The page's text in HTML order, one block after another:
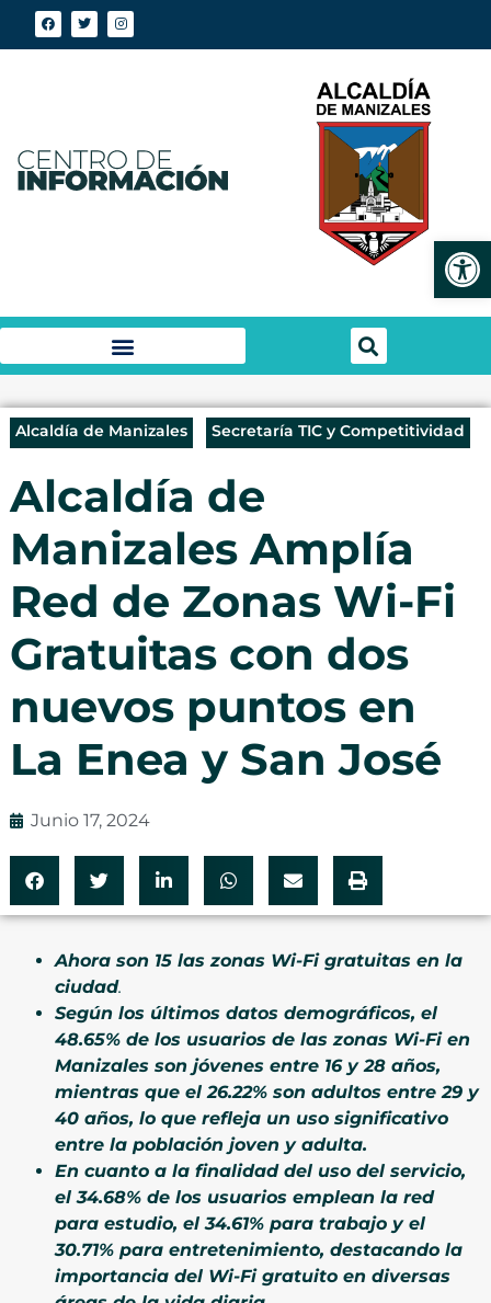
Alcaldía de Manizales Secretaría TIC y Competitividad
Alcaldía de
Manizales Amplía
Red de Zonas Wi-Fi
Gratuitas con dos
nuevos puntos en
La Enea y San José
Junio 17, 2024
Ahora son 15 las zonas Wi-Fi gratuitas en la
ciudad.
Según los últimos datos demográficos, el
48.65% de los usuarios de las zonas Wi-Fi en
Manizales son jóvenes entre 16 y 28 años,
mientras que el 26.22% son adultos entre 29 y
40 años, lo que refleja un uso significativo
entre la población joven y adulta.
En cuanto a la finalidad del uso del servicio,
el 34.68% de los usuarios emplean la red
para estudio, el 34.61% para trabajo y el
30.71% para entretenimiento, destacando la
importancia del Wi-Fi gratuito en diversas